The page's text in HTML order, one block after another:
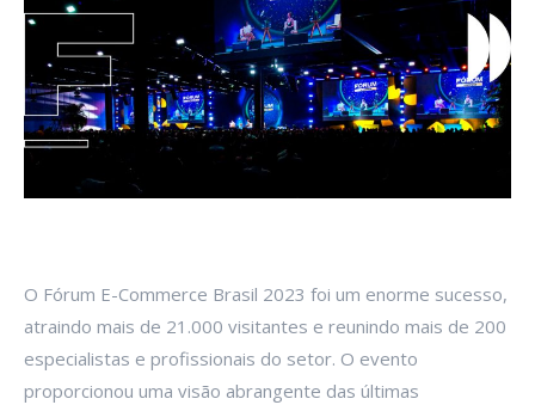
O Fórum E-Commerce Brasil 2023 foi um enorme sucesso,
atraindo mais de 21.000 visitantes e reunindo mais de 200
especialistas e profissionais do setor. O evento
proporcionou uma visão abrangente das últimas